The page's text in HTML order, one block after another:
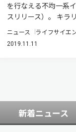
を行なえる不均一系
スリリース）。 キラ
ニュース ライフサイエ
2019.11.11
新着ニュース